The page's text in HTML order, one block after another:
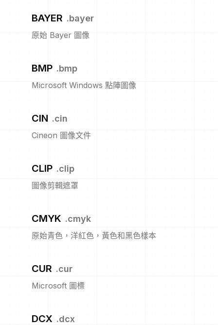
BAYER .bayer
原始 Bayer 圖像
BMP .bmp
Microsoft Windows 點陣圖像
CIN .cin
Cineon 圖像文件
CLIP .clip
圖像剪輯遮罩
CMYK .cmyk
原始青色，洋紅色，黃色和黑色樣本
CUR .cur
Microsoft 圖標
DCX .dcx